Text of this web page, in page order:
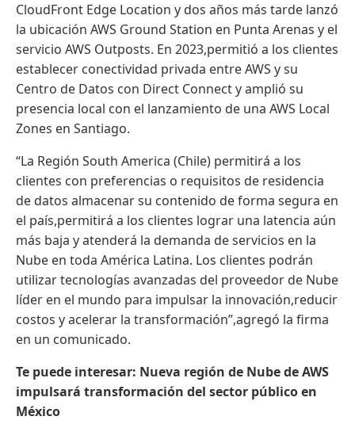
CloudFront Edge Location y dos años más tarde lanzó
la ubicación AWS Ground Station en Punta Arenas y el
servicio AWS Outposts. En 2023,permitió a los clientes
establecer conectividad privada entre AWS y su
Centro de Datos con Direct Connect y amplió su
presencia local con el lanzamiento de una AWS Local
Zones en Santiago.
“La Región South America (Chile) permitirá a los
clientes con preferencias o requisitos de residencia
de datos almacenar su contenido de forma segura en
el país,permitirá a los clientes lograr una latencia aún
más baja y atenderá la demanda de servicios en la
Nube en toda América Latina. Los clientes podrán
utilizar tecnologías avanzadas del proveedor de Nube
líder en el mundo para impulsar la innovación,reducir
costos y acelerar la transformación”,agregó la firma
en un comunicado.
Te puede interesar: Nueva región de Nube de AWS
impulsará transformación del sector público en
México